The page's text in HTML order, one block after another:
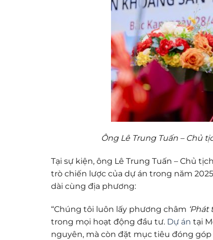
Ông Lê Trung Tuấn – Chủ
Tại sự kiện, ông Lê Trung Tuấn – Chủ
trò chiến lược của dự án trong năm
dài cùng địa phương:
“Chúng tôi luôn lấy phương châm
trong mọi hoạt động đầu tư. Dự án tại
nguyên, mà còn đặt mục tiêu đóng